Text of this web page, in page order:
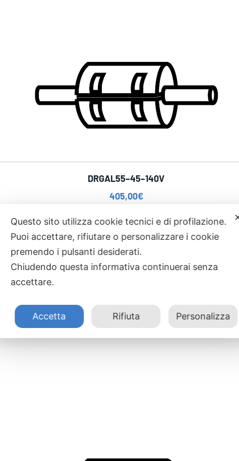
DRGAL55–45–140V
405,00€
Questo sito utilizza cookie tecnici e di profilazione.
Puoi accettare, rifiutare o personalizzare i cookie
premendo i pulsanti desiderati.
Chiudendo questa informativa continuerai senza
accettare.
Accetta Rifiuta Personalizza